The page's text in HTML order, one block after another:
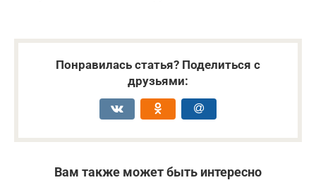
Понравилась статья? Поделиться с
друзьями:
Вам также может быть интересно